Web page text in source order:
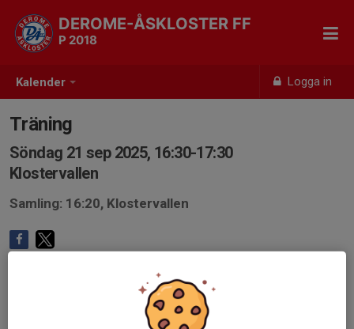
Kalender Logga in
DEROME-ÅSKLOSTER FF
P 2018
Träning
Söndag 21 sep 2025, 16:30-17:30
Klostervallen
Samling: 16:20, Klostervallen